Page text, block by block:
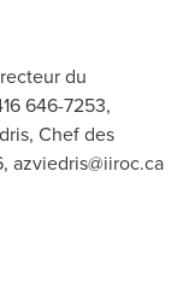
du
646-7253,
Chef des
azviedris@iiroc.ca